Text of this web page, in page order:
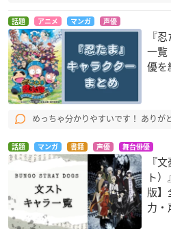
話題 アニメ マンガ 声優
『
一
優を
めっちゃ分かりやすいです！ ありが
話題 マンガ 書籍 声優 舞台俳優
『
ト
版】
力・